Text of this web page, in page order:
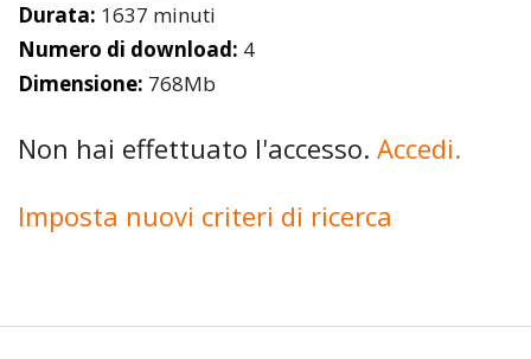
Durata: 1637 minuti
Numero di download: 4
Dimensione: 768Mb
Non hai effettuato l'accesso. Accedi.
Imposta nuovi criteri di ricerca